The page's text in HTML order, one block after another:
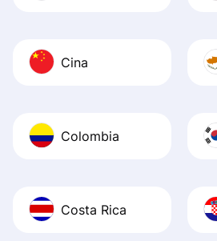
Cina
Colombia
Costa Rica